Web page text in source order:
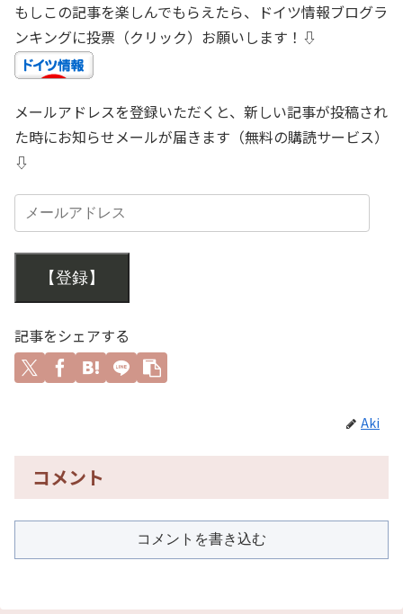
もしこの記事を楽しんでもらえたら、ドイツ情報ブログラ
ンキングに投票（クリック）お願いします！⇩
メールアドレスを登録いただくと、新しい記事が投稿され
た時にお知らせメールが届きます（無料の購読サービス）
⇩
【登録】
記事をシェアする
Aki
コメント
コメントを書き込む